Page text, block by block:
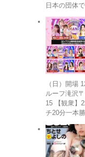
日本の団体
（日）開場
ルーフ滝沢
15 【観衆】
チ20分一本